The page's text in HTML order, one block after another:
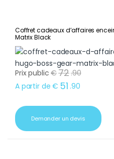
Coffret cadeaux d’affaires
Matrix Black
Prix public €72.90
A partir de € 51 .90
Demander un devis